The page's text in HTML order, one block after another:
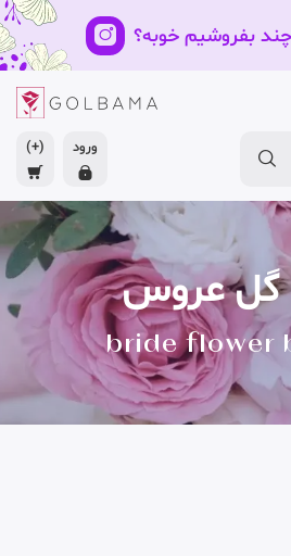
بفروشیم خوبه؟
ورود (+)
عروس
bride flower